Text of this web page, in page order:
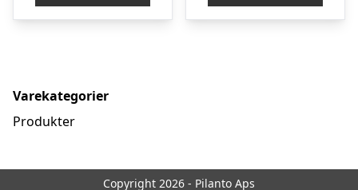
Varekategorier
Produkter
Copyright 2026 - Pilanto Aps